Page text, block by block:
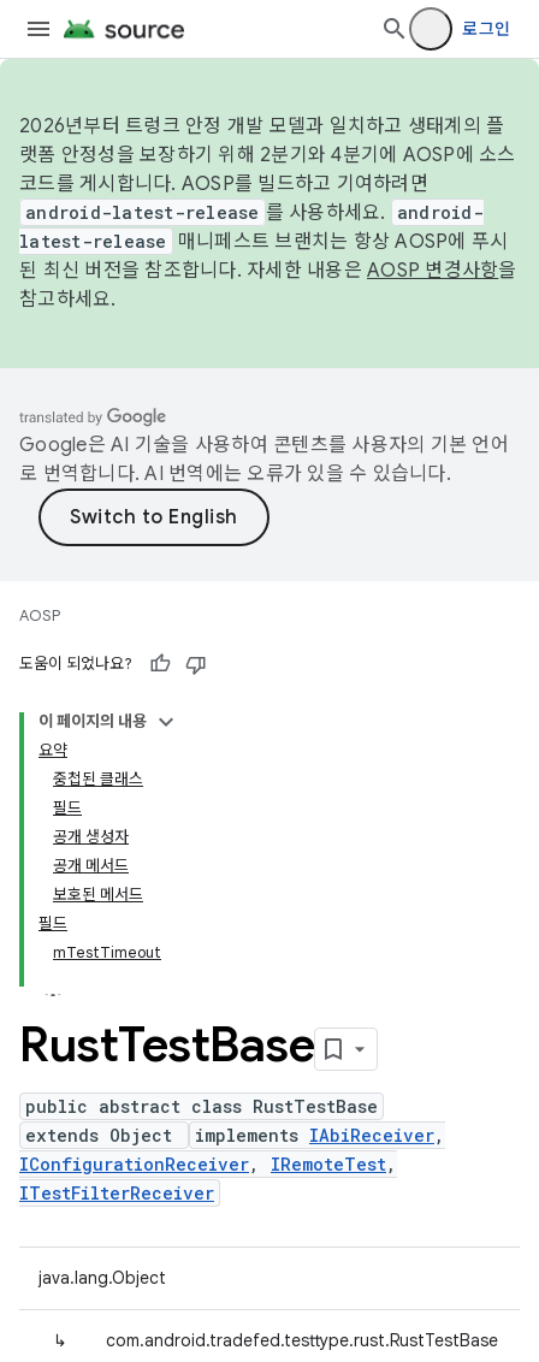
로그인
2026년부터 트렁크 안정 개발 모델과 일치하고 생태계의 플
랫폼 안정성을 보장하기 위해 2분기와 4분기에 AOSP에 소스
코드를 게시합니다. AOSP를 빌드하고 기여하려면
android-latest-release 를 사용하세요.
android-
latest-release
매니페스트 브랜치는 항상 AOSP에 푸시
된 최신 버전을 참조합니다. 자세한 내용은 AOSP 변경사항을
참고하세요.
Google은 AI 기술을 사용하여 콘텐츠를 사용자의 기본 언어
로 번역합니다. AI 번역에는 오류가 있을 수 있습니다.
AOSP
도움이 되었나요?
이 페이지의 내용
요약
중첩된 클래스
필드
공개 생성자
공개 메서드
보호된 메서드
필드
mTestTimeout
RustTestBase
public abstract class RustTestBase
extends Object
implements IAbiReceiver,
IConfigurationReceiver, IRemoteTest,
ITestFilterReceiver
java.lang.Object
↳ com.android.tradefed.testtype.rust.RustTestBase